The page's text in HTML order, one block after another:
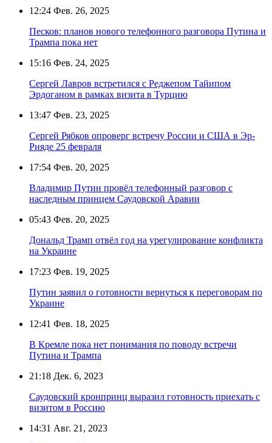
12:24 Фев. 26, 2025
Песков: планов нового телефонного разговора Путина и
Трампа пока нет
15:16 Фев. 24, 2025
Сергей Лавров встретился с Реджепом Тайипом
Эрдоганом в рамках визита в Турцию
13:47 Фев. 23, 2025
Сергей Рябков опроверг встречу России и США в Эр-
Рияде 25 февраля
17:54 Фев. 20, 2025
Владимир Путин провёл телефонный разговор с
наследным принцем Саудовской Аравии
05:43 Фев. 20, 2025
Дональд Трамп отвёл год на урегулирование конфликта
на Украине
17:23 Фев. 19, 2025
Путин заявил о готовности вернуться к переговорам по
Украине
12:41 Фев. 18, 2025
В Кремле пока нет понимания по поводу встречи
Путина и Трампа
21:18 Дек. 6, 2023
Саудовский кронпринц выразил готовность приехать с
визитом в Россию
14:31 Авг. 21, 2023